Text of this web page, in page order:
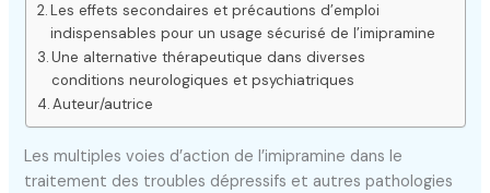
Les effets secondaires et précautions d’emploi
indispensables pour un usage sécurisé de l’imipramine
Une alternative thérapeutique dans diverses
conditions neurologiques et psychiatriques
Auteur/autrice
Les multiples voies d’action de l’imipramine dans le
traitement des troubles dépressifs et autres pathologies